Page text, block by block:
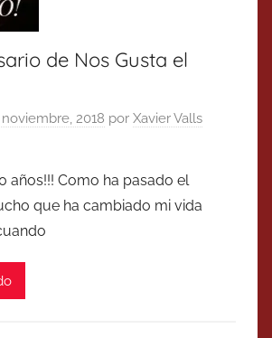
de Nos Gusta el
2018 por Xavier Valls
años!!! Como ha pasado el
que ha cambiado mi vida